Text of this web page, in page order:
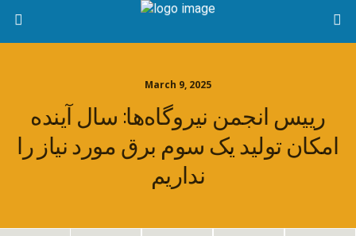
March 9, 2025
رییس انجمن نیروگاه‌ها: سال آینده
امکان تولید یک سوم برق مورد نیاز را
نداریم